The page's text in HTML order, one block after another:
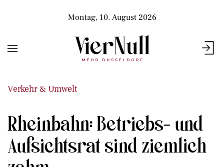
Montag, 10. August 2026
Verkehr & Umwelt
Rheinbahn: Betriebs- und
Aufsichtsrat sind ziemlich